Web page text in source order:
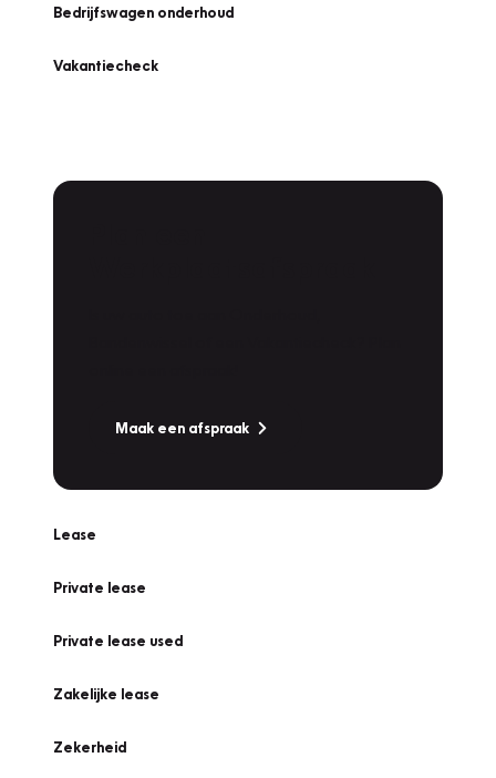
Bedrijfswagen onderhoud
Vakantiecheck
Maak een afspraak
Lease
Private lease
Private lease used
Zakelijke lease
Zekerheid